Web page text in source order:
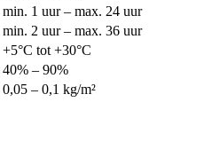
min. 1 uur – max. 24 uur
min. 2 uur – max. 36 uur
+5°C tot +30°C
40% – 90%
0,05 – 0,1 kg/m²